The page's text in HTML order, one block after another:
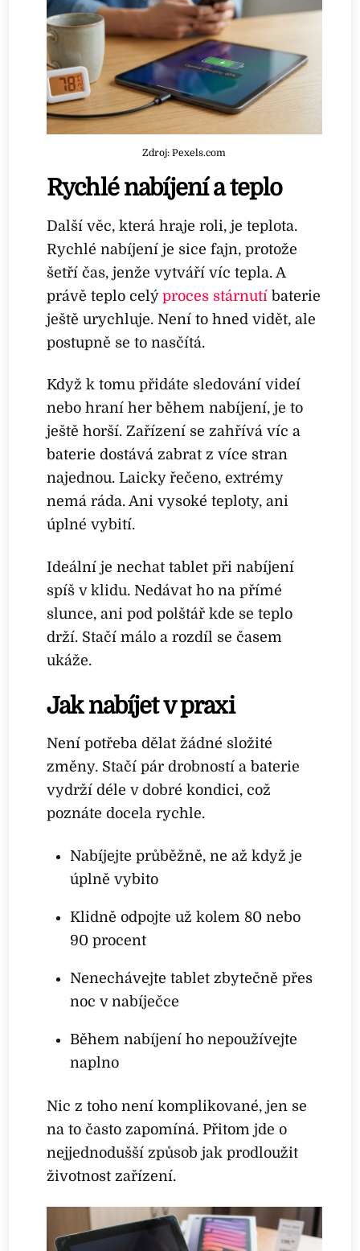
Zdroj: Pexels.com
Rychlé nabíjení a teplo
Další věc, která hraje roli, je teplota.
Rychlé nabíjení je sice fajn, protože
šetří čas, jenže vytváří víc tepla. A
právě teplo celýproces stárnutí baterie
ještě urychluje. Není to hned vidět, ale
postupně se to nasčítá.
Když k tomu přidáte sledování videí
nebo hraní her během nabíjení, je to
ještě horší. Zařízení se zahřívá víc a
baterie dostává zabrat z více stran
najednou. Laicky řečeno, extrémy
nemá ráda. Ani vysoké teploty, ani
úplné vybití.
Ideální je nechat tablet při nabíjení
spíš v klidu. Nedávat ho na přímé
slunce, ani pod polštář kde se teplo
drží. Stačí málo a rozdíl se časem
ukáže.
Jak nabíjet v praxi
Není potřeba dělat žádné složité
změny. Stačí pár drobností a baterie
vydrží déle v dobré kondici, což
poznáte docela rychle.
Nabíjejte průběžně, ne až když je
úplně vybito
Klidně odpojte už kolem 80 nebo
90 procent
Nenechávejte tablet zbytečně přes
noc v nabíječce
Během nabíjení ho nepoužívejte
naplno
Nic z toho není komplikované, jen se
na to často zapomíná. Přitom jde o
nejjednodušší způsob jak prodloužit
životnost zařízení.